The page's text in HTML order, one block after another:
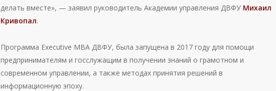
делать вместе», — заявил руководитель Академии управления ДВФУ Михаил
Кривопал.
Программа Executive МВА ДВФУ, была запущена в 2017 году для помощи
предпринимателям и госслужащим в получении знаний о грамотном и
современном управлении, а также методах принятия решений в
информационную эпоху.